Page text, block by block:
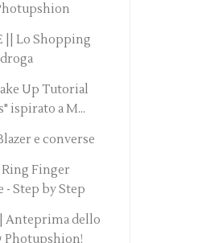
|| Lo Shopping
Up Tutorial
ispirato a M...
e converse
Finger
- Step by Step
Anteprima dello
Photupshion!